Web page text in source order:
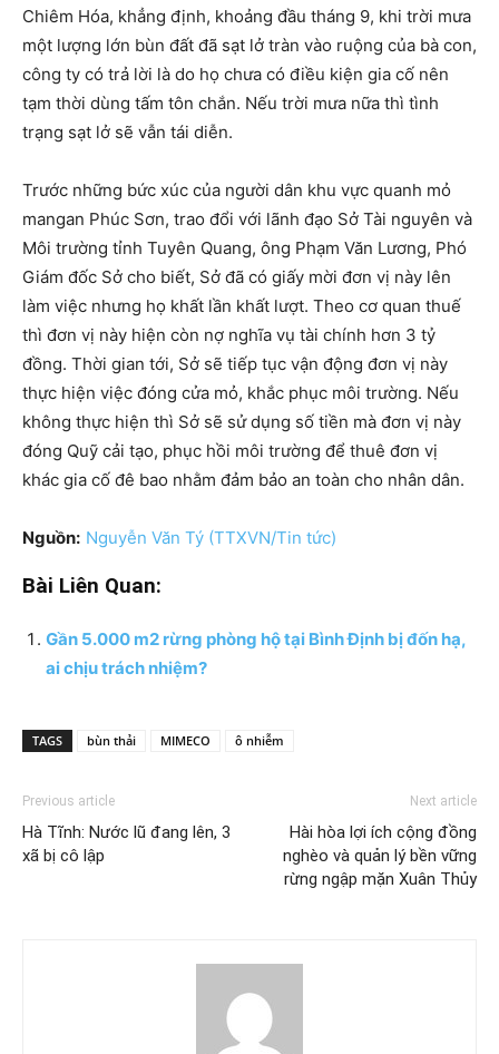
Chiêm Hóa, khẳng định, khoảng đầu tháng 9, khi trời mưa
một lượng lớn bùn đất đã sạt lở tràn vào ruộng của bà con,
công ty có trả lời là do họ chưa có điều kiện gia cố nên
tạm thời dùng tấm tôn chắn. Nếu trời mưa nữa thì tình
trạng sạt lở sẽ vẫn tái diễn.
Trước những bức xúc của người dân khu vực quanh mỏ
mangan Phúc Sơn, trao đổi với lãnh đạo Sở Tài nguyên và
Môi trường tỉnh Tuyên Quang, ông Phạm Văn Lương, Phó
Giám đốc Sở cho biết, Sở đã có giấy mời đơn vị này lên
làm việc nhưng họ khất lần khất lượt. Theo cơ quan thuế
thì đơn vị này hiện còn nợ nghĩa vụ tài chính hơn 3 tỷ
đồng. Thời gian tới, Sở sẽ tiếp tục vận động đơn vị này
thực hiện việc đóng cửa mỏ, khắc phục môi trường. Nếu
không thực hiện thì Sở sẽ sử dụng số tiền mà đơn vị này
đóng Quỹ cải tạo, phục hồi môi trường để thuê đơn vị
khác gia cố đê bao nhằm đảm bảo an toàn cho nhân dân.
Nguồn: Nguyễn Văn Tý (TTXVN/Tin tức)
Bài Liên Quan:
Gần 5.000 m2 rừng phòng hộ tại Bình Định bị đốn hạ,
ai chịu trách nhiệm?
TAGS bùn thải MIMECO ô nhiễm
Previous article
Hà Tĩnh: Nước lũ đang lên, 3
xã bị cô lập
Next article
Hài hòa lợi ích cộng đồng
nghèo và quản lý bền vững
rừng ngập mặn Xuân Thủy